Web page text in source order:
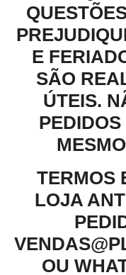
E
SÃO
ÚTEIS.
TERMOS
LOJA
OU